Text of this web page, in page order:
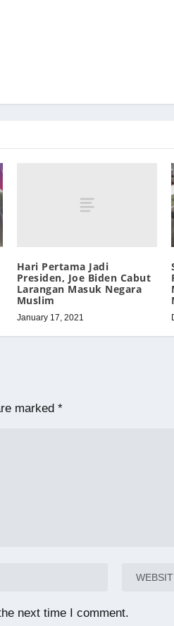
Hari Pertama Jadi
Presiden, Joe Biden Cabut
Larangan Masuk Negara
Muslim
January 17, 2021
marked*
next time I comment.